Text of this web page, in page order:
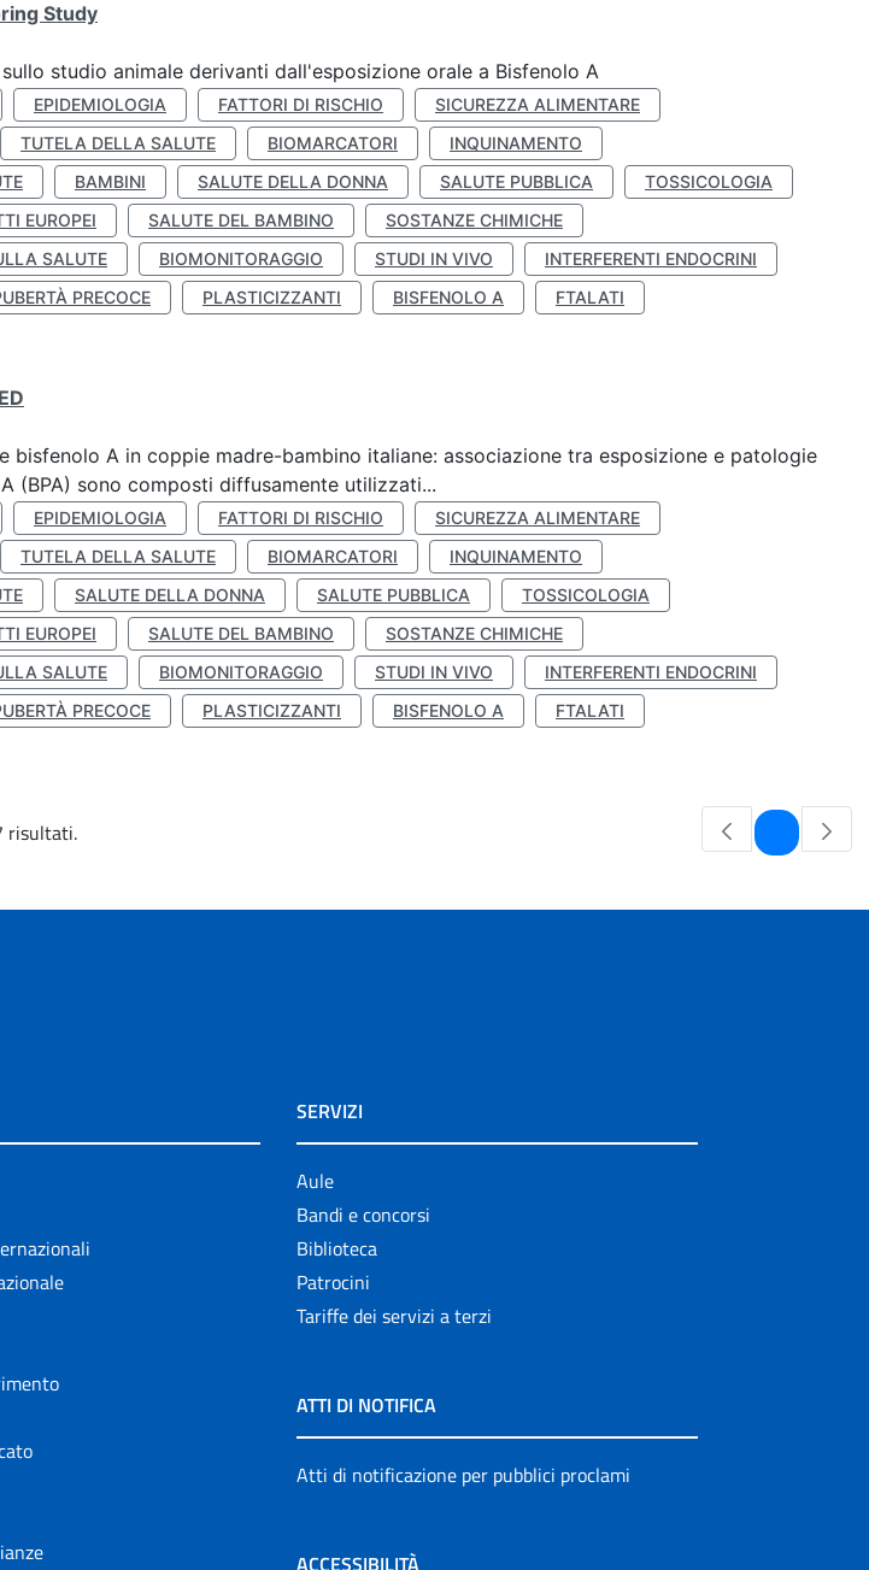
Study
studio animale derivanti dall'esposizione orale a Bisfenolo A
EPIDEMIOLOGIA FATTORI DI RISCHIO
SICUREZZA ALIMENTARE
TUTELA DELLA SALUTE BIOMARCATORI
INQUINAMENTO
BAMBINI SALUTE DELLA DONNA SALUTE PUBBLICA
TOSSICOLOGIA
EUROPEI SALUTE DEL BAMBINO
SOSTANZE CHIMICHE
SALUTE
BIOMONITORAGGIO STUDI IN VIVO
INTERFERENTI ENDOCRINI
PRECOCE PLASTICIZZANTI BISFENOLO A
FTALATI
bisfenolo A in coppie madre-bambino italiane: associazione tra esposizione e patologie
(BPA) sono composti diffusamente utilizzati...
EPIDEMIOLOGIA FATTORI DI RISCHIO
SICUREZZA ALIMENTARE
TUTELA DELLA SALUTE BIOMARCATORI
INQUINAMENTO
SALUTE DELLA DONNA SALUTE PUBBLICA
TOSSICOLOGIA
EUROPEI SALUTE DEL BAMBINO
SOSTANZE CHIMICHE
SALUTE
BIOMONITORAGGIO STUDI IN VIVO
INTERFERENTI ENDOCRINI
PRECOCE PLASTICIZZANTI BISFENOLO A
FTALATI
risultati. Pagina
SERVIZI
Aule
Bandi e concorsi
Biblioteca
Patrocini
Tariffe dei servizi a terzi
ATTI DI NOTIFICA
Atti di notificazione per pubblici proclami
ACCESSIBILITÀ